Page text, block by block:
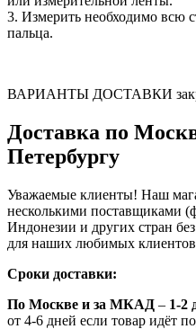
3. Измерить необходимо всю
пальца.
ВАРИАНТЫ ДОСТАВКИ
Доставка по
Петербургу
Уважаемые клиенты! Наш
несколькими поставщиками
Индонезии и других стран
для наших любимых клиентов
Сроки доставки:
По Москве и за МКАД – 1-2
от 4-6 дней если товар идёт